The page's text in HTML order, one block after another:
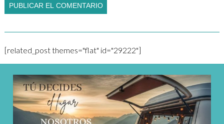
[related_post themes="flat" id="29222"]